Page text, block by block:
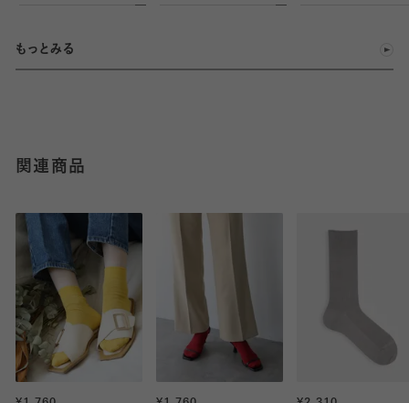
もっとみる
関連商品